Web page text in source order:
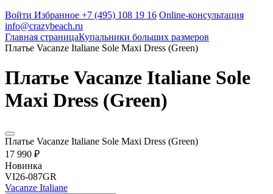
Войти Избранное +7 (495) 108 19 16 Online-консультация
info@crazybeach.ru
Главная страницаКупальники больших размеров
Платье Vacanze Italiane Sole Maxi Dress (Green)
Платье Vacanze Italiane Sole
Maxi Dress (Green)
Платье Vacanze Italiane Sole Maxi Dress (Green)
17 990 ₽
Новинка
VI26-087GR
Vacanze Italiane